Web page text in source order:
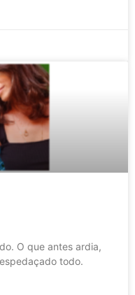
O que antes ardia,
todo.